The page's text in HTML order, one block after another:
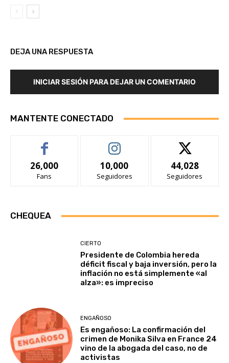
DEJA UNA RESPUESTA
INICIAR SESIÓN PARA DEJAR UN COMENTARIO
MANTENTE CONECTADO
26,000
Fans
10,000
Seguidores
44,028
Seguidores
CHEQUEA
CIERTO
Presidente de Colombia hereda
déficit fiscal y baja inversión, pero la
inflación no está simplemente «al
alza»: es impreciso
ENGAÑOSO
Es engañoso: La confirmación del
crimen de Monika Silva en France 24
vino de la abogada del caso, no de
activistas